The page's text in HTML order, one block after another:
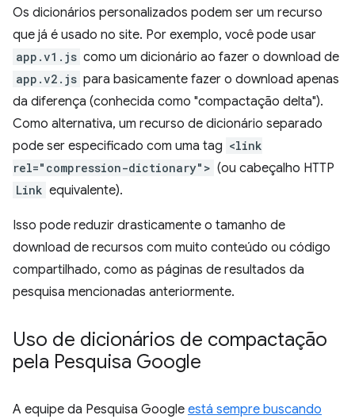
Os dicionários personalizados podem ser um recurso
que já é usado no site. Por exemplo, você pode usar
app.v1.js como um dicionário ao fazer o download de
app.v2.js para basicamente fazer o download apenas
da diferença (conhecida como "compactação delta").
Como alternativa, um recurso de dicionário separado
pode ser especificado com uma tag <link
rel="compression-dictionary"> (ou cabeçalho HTTP
Link equivalente).
Isso pode reduzir drasticamente o tamanho de
download de recursos com muito conteúdo ou código
compartilhado, como as páginas de resultados da
pesquisa mencionadas anteriormente.
Uso de dicionários de compactação
pela Pesquisa Google
A equipe da Pesquisa Google está sempre buscando